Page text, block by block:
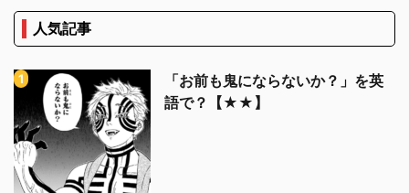
人気記事
「お前も鬼にならないか？」を英
語で？【★★】